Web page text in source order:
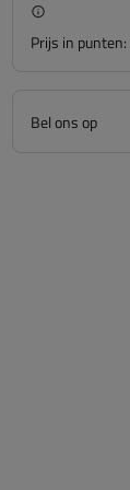
Prijs in punten:
Bel ons op